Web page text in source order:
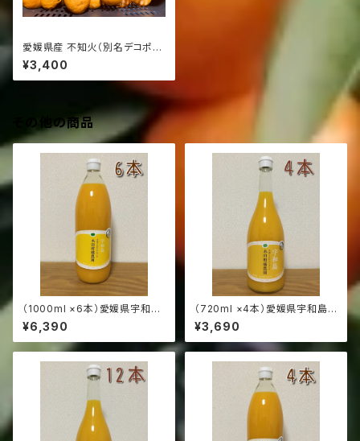
愛媛県産 不知火（別名デコポ
ン） 家庭用 10Kg（発送サイズ
100）
¥3,400
その他の商品
（1000ml ×6本）愛媛県宇和島
産:南柑20号:本物の100％みか
んジュース（発送サイズ100）
¥6,390
（720ml ×4本）愛媛県宇和島
産:南柑20号:本物の100％みか
んジュース（発送サイズ80）
¥3,690